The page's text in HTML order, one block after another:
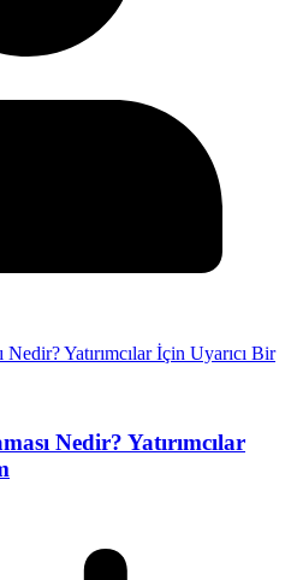
Nedir? Yatırımcılar